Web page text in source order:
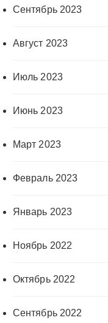
Сентябрь 2023
Август 2023
Июль 2023
Июнь 2023
Март 2023
Февраль 2023
Январь 2023
Ноябрь 2022
Октябрь 2022
Сентябрь 2022